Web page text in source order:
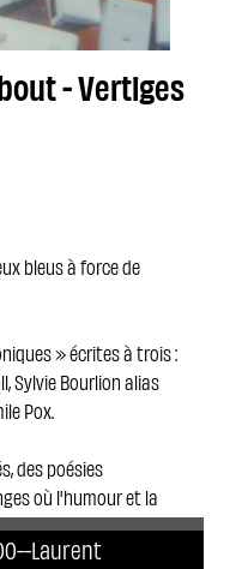
Laurent
- Vertiges
bleus à force de
» écrites à trois :
Sylvie Bourlion alias
Pox.
des poésies
où l'humour et la
oreilles.